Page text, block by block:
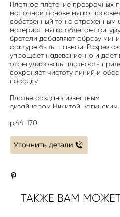
Плотное плетение прозрачных
молочной основе мягко
собственный тон с отраженным
материал мягко облегает
бретели добавляют образу
фактуре быть главной. Разрез
упрощает надевание, но и дает
отрегулировать плотность
сохраняет чистоту линий и
посадку.
Платье создано известным
дизайнером Никитой Богинским.
р.44-170
ТАКЖЕ ВАМ